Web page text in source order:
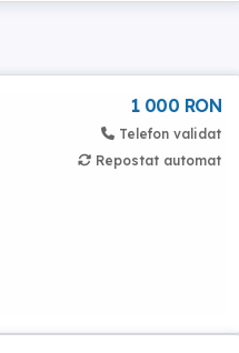
1 000 RON
Telefon validat
Repostat automat